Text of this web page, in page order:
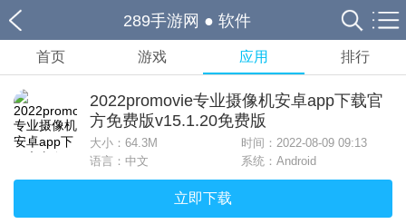
289手游网 ● 软件
首页 游戏 应用 排行
2022promovie专业摄像机安卓app下载官
方免费版v15.1.20免费版
大小： 64.3M
时间：2022-08-09 09:13
语言：中文
系统：Android
立即下载